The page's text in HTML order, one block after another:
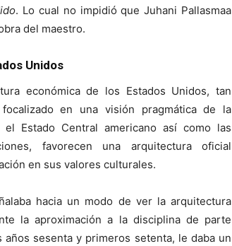
. Lo cual no impidió que Juhani Pallasmaa
del maestro.
Unidos
económica de los Estados Unidos, tan
en una visión pragmática de la
Estado Central americano así como las
favorecen una arquitectura oficial
en sus valores culturales.
hacia un modo de ver la arquitectura
la aproximación a la disciplina de parte
sesenta y primeros setenta, le daba un